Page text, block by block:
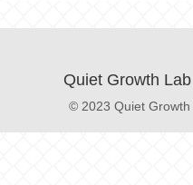
Quiet Growth
© 2023 Quiet Growth